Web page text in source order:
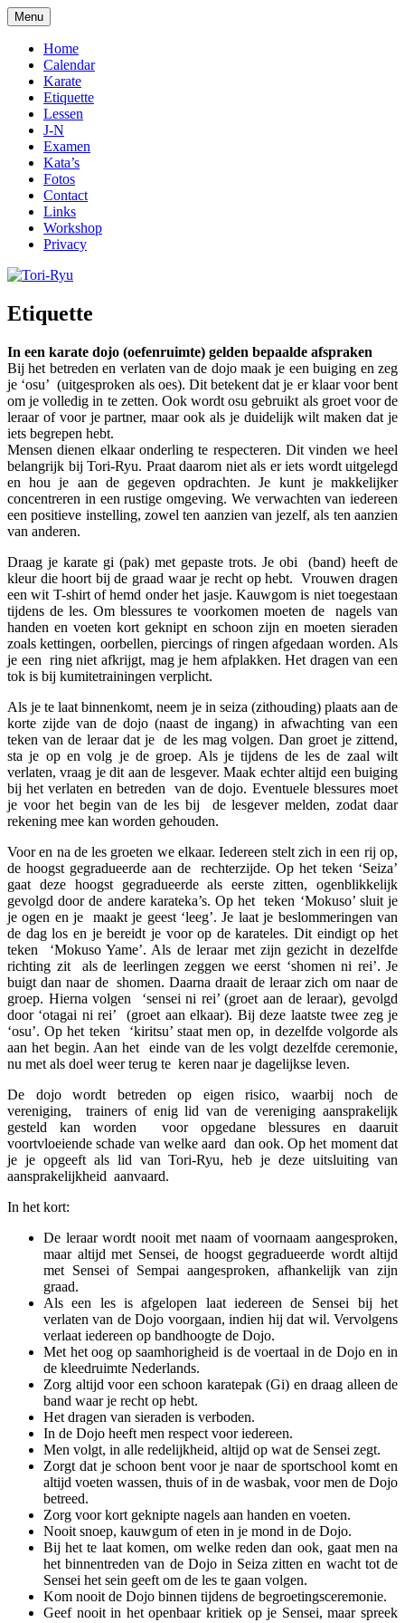
Ga
naar
inhoud
Tori-Ryu
Menu
Home
Calendar
Karate
Etiquette
Lessen
J-N
Examen
Kata’s
Fotos
Contact
Links
Workshop
Privacy
Etiquette
In een karate dojo (oefenruimte) gelden bepaalde afspraken
Bij het betreden en verlaten van de dojo maak je een buiging en zeg
je ‘osu’ (uitgesproken als oes). Dit betekent dat je er klaar voor bent
om je volledig in te zetten. Ook wordt osu gebruikt als groet voor de
leraar of voor je partner, maar ook als je duidelijk wilt maken dat je
iets begrepen hebt.
Mensen dienen elkaar onderling te respecteren. Dit vinden we heel
belangrijk bij Tori-Ryu. Praat daarom niet als er iets wordt uitgelegd
en hou je aan de gegeven opdrachten. Je kunt je makkelijker
concentreren in een rustige omgeving. We verwachten van iedereen
een positieve instelling, zowel ten aanzien van jezelf, als ten aanzien
van anderen.
Draag je karate gi (pak) met gepaste trots. Je obi (band) heeft de
kleur die hoort bij de graad waar je recht op hebt. Vrouwen dragen
een wit T-shirt of hemd onder het jasje. Kauwgom is niet toegestaan
tijdens de les. Om blessures te voorkomen moeten de nagels van
handen en voeten kort geknipt en schoon zijn en moeten sieraden
zoals kettingen, oorbellen, piercings of ringen afgedaan worden. Als
je een ring niet afkrijgt, mag je hem afplakken. Het dragen van een
tok is bij kumitetrainingen verplicht.
Als je te laat binnenkomt, neem je in seiza (zithouding) plaats aan de
korte zijde van de dojo (naast de ingang) in afwachting van een
teken van de leraar dat je de les mag volgen. Dan groet je zittend,
sta je op en volg je de groep. Als je tijdens de les de zaal wilt
verlaten, vraag je dit aan de lesgever. Maak echter altijd een buiging
bij het verlaten en betreden van de dojo. Eventuele blessures moet
je voor het begin van de les bij de lesgever melden, zodat daar
rekening mee kan worden gehouden.
Voor en na de les groeten we elkaar. Iedereen stelt zich in een rij op,
de hoogst gegradueerde aan de rechterzijde. Op het teken ‘Seiza’
gaat deze hoogst gegradueerde als eerste zitten, ogenblikkelijk
gevolgd door de andere karateka’s. Op het teken ‘Mokuso’ sluit je
je ogen en je maakt je geest ‘leeg’. Je laat je beslommeringen van
de dag los en je bereidt je voor op de karateles. Dit eindigt op het
teken ‘Mokuso Yame’. Als de leraar met zijn gezicht in dezelfde
richting zit als de leerlingen zeggen we eerst ‘shomen ni rei’. Je
buigt dan naar de shomen. Daarna draait de leraar zich om naar de
groep. Hierna volgen ‘sensei ni rei’ (groet aan de leraar), gevolgd
door ‘otagai ni rei’ (groet aan elkaar). Bij deze laatste twee zeg je
‘osu’. Op het teken ‘kiritsu’ staat men op, in dezelfde volgorde als
aan het begin. Aan het einde van de les volgt dezelfde ceremonie,
nu met als doel weer terug te keren naar je dagelijkse leven.
De dojo wordt betreden op eigen risico, waarbij noch de
vereniging, trainers of enig lid van de vereniging aansprakelijk
gesteld kan worden voor opgedane blessures en daaruit
voortvloeiende schade van welke aard dan ook. Op het moment dat
je je opgeeft als lid van Tori-Ryu, heb je deze uitsluiting van
aansprakelijkheid aanvaard.
In het kort:
De leraar wordt nooit met naam of voornaam aangesproken,
maar altijd met Sensei, de hoogst gegradueerde wordt altijd
met Sensei of Sempai aangesproken, afhankelijk van zijn
graad.
Als een les is afgelopen laat iedereen de Sensei bij het
verlaten van de Dojo voorgaan, indien hij dat wil. Vervolgens
verlaat iedereen op bandhoogte de Dojo.
Met het oog op saamhorigheid is de voertaal in de Dojo en in
de kleedruimte Nederlands.
Zorg altijd voor een schoon karatepak (Gi) en draag alleen de
band waar je recht op hebt.
Het dragen van sieraden is verboden.
In de Dojo heeft men respect voor iedereen.
Men volgt, in alle redelijkheid, altijd op wat de Sensei zegt.
Zorgt dat je schoon bent voor je naar de sportschool komt en
altijd voeten wassen, thuis of in de wasbak, voor men de Dojo
betreed.
Zorg voor kort geknipte nagels aan handen en voeten.
Nooit snoep, kauwgum of eten in je mond in de Dojo.
Bij het te laat komen, om welke reden dan ook, gaat men na
het binnentreden van de Dojo in Seiza zitten en wacht tot de
Sensei het sein geeft om de les te gaan volgen.
Kom nooit de Dojo binnen tijdens de begroetingsceremonie.
Geef nooit in het openbaar kritiek op je Sensei, maar spreek